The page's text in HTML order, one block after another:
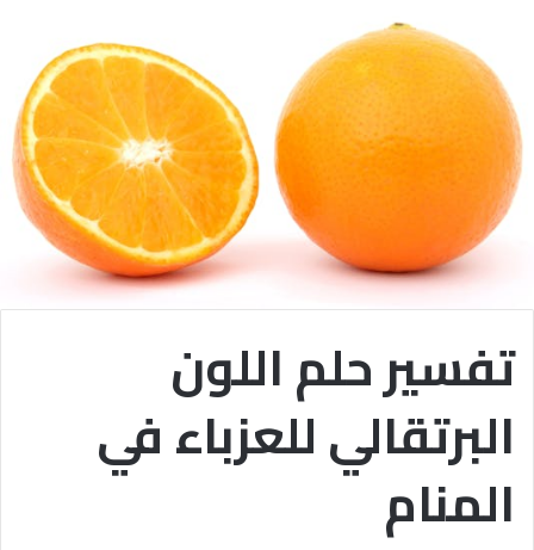
تفسير حلم اللون
البرتقالي للعزباء في
المنام